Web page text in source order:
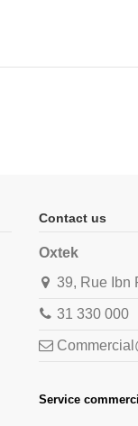
Contact us
Oxtek
39, Rue Ibn
31 330 000
Service